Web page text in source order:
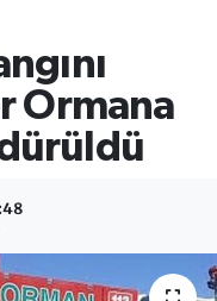
Ormana
Fikstür